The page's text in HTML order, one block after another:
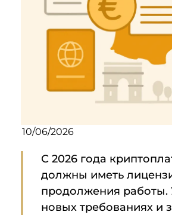
10/06/2026
С 2026 года
должны иметь
продолжения работы.
новых требованиях и